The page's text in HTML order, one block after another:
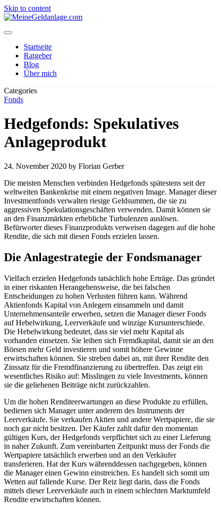
Skip to content
Startseite
Ratgeber
Blog
Über mich
Categories
Fonds
Hedgefonds: Spekulatives
Anlageprodukt
24. November 2020 by Florian Gerber
Die meisten Menschen verbinden Hedgefonds spätestens seit der
weltweiten Bankenkrise mit einem negativen Image. Manager dieser
Investmentfonds verwalten riesige Geldsummen, die sie zu
aggressiven Spekulationsgeschäften verwenden. Damit können sie
an den Finanzmärkten erhebliche Turbulenzen auslösen.
Befürworter dieses Finanzprodukts verweisen dagegen auf die hohe
Rendite, die sich mit diesen Fonds erzielen lassen.
Die Anlagestrategie der Fondsmanager
Vielfach erzielen Hedgefonds tatsächlich hohe Erträge. Das gründet
in einer riskanten Herangehensweise, die bei falschen
Entscheidungen zu hohen Verlusten führen kann. Während
Aktienfonds Kapital von Anlegern einsammeln und damit
Unternehmensanteile erwerben, setzen die Manager dieser Fonds
auf Hebelwirkung, Leerverkäufe und winzige Kursunterschiede.
Die Hebelwirkung bedeutet, dass sie viel mehr Kapital als
vorhanden einsetzen. Sie leihen sich Fremdkapital, damit sie an den
Börsen mehr Geld investieren und somit höhere Gewinne
erwirtschaften können. Sie streben dabei an, mit ihrer Rendite den
Zinssatz für die Fremdfinanzierung zu übertreffen. Das zeigt ein
wesentliches Risiko auf: Misslingen zu viele Investments, können
sie die geliehenen Beiträge nicht zurückzahlen.
Um die hohen Renditeerwartungen an diese Produkte zu erfüllen,
bedienen sich Manager unter anderem des Instruments der
Leerverkäufe. Sie verkaufen Aktien und andere Wertpapiere, die sie
noch gar nicht besitzen. Der Käufer zahlt dafür den momentan
gültigen Kurs, der Hedgefonds verpflichtet sich zu einer Lieferung
in naher Zukunft. Zum vereinbarten Zeitpunkt muss der Fonds die
Wertpapiere tatsächlich erwerben und an den Verkäufer
transferieren. Hat der Kurs währenddessen nachgegeben, können
die Manager einen Gewinn einstreichen. Es handelt sich somit um
Wetten auf fallende Kurse. Der Reiz liegt darin, dass die Fonds
mittels dieser Leerverkäufe auch in einem schlechten Marktumfeld
Rendite erwirtschaften können.